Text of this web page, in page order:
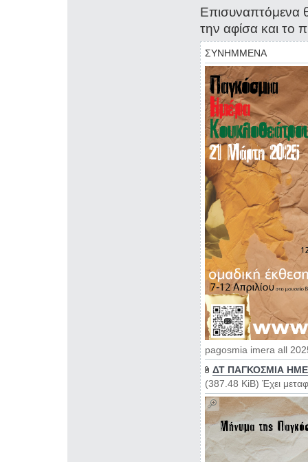
Επισυναπτόμενα
την αφίσα και το
ΣΥΝΗΜΜΕΝΑ
pagosmia imera all
ΔΤ ΠΑΓΚΟΣΜΙΑ
(387.48 KiB) Έχει